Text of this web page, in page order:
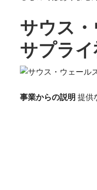
サウス・
サプラ
事業からの説明 提供